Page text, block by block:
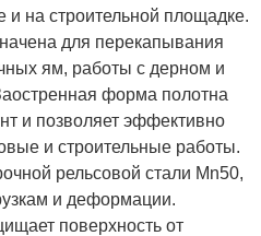
и на строительной площадке.
для перекапывания
ям, работы с дерном и
форма полотна
и позволяет эффективно
и строительные работы.
рельсовой стали Mn50,
и деформации.
поверхность от